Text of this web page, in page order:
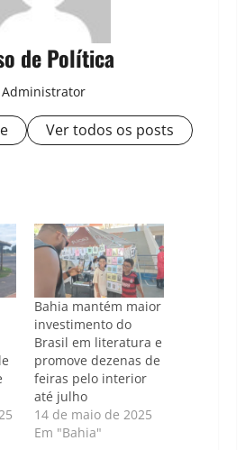
de Política
Administrator
Ver todos os posts
Bahia mantém maior
investimento do
Brasil em literatura e
promove dezenas de
feiras pelo interior
até julho
14 de maio de 2025
Em "Bahia"